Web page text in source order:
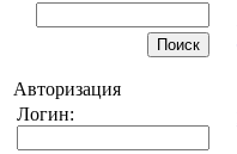
Авторизация
Логин: